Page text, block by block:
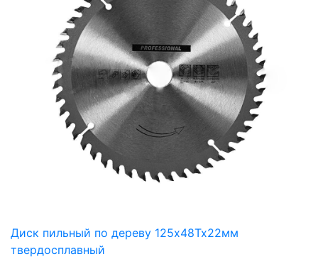
Диск пильный по дереву 125х48Тх22мм
твердосплавный